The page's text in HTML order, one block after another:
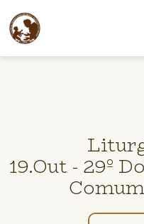
19.Out - 29º